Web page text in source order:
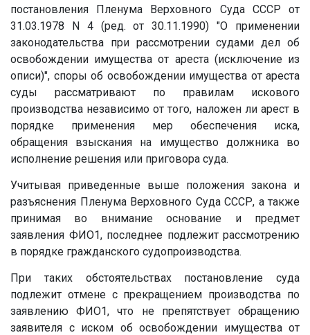
постановления Пленума Верховного Суда СССР от
31.03.1978 N 4 (ред. от 30.11.1990) "О применении
законодательства при рассмотрении судами дел об
освобождении имущества от ареста (исключение из
описи)", споры об освобождении имущества от ареста
суды рассматривают по правилам искового
производства независимо от того, наложен ли арест в
порядке применения мер обеспечения иска,
обращения взыскания на имущество должника во
исполнение решения или приговора суда.
Учитывая приведенные выше положения закона и
разъяснения Пленума Верховного Суда СССР, а также
принимая во внимание основание и предмет
заявления ФИО1, последнее подлежит рассмотрению
в порядке гражданского судопроизводства.
При таких обстоятельствах постановление суда
подлежит отмене с прекращением производства по
заявлению ФИО1, что не препятствует обращению
заявителя с иском об освобождении имущества от